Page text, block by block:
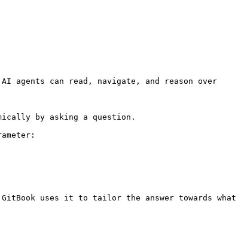
agents can read, navigate, and reason over
by asking a question.
uses it to tailor the answer towards what